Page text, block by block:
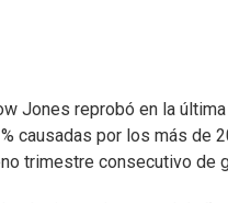
Jones reprobó en la
causadas por los más de
trimestre consecutivo de